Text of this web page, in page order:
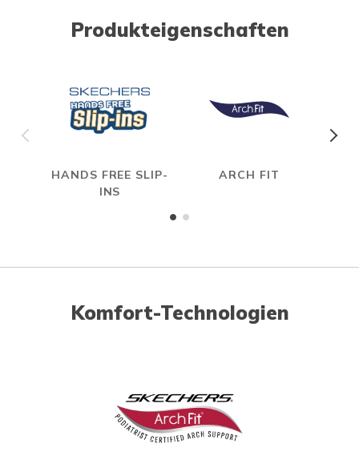
Produkteigenschaften
HANDS FREE SLIP-
INS
ARCH FIT
Komfort-Technologien